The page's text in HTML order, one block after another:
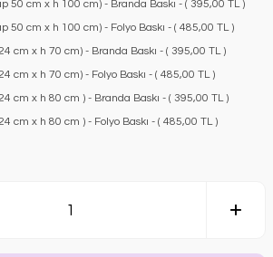
50 cm x h 100 cm) - Branda Baskı - ( 395,00 TL )
50 cm x h 100 cm) - Folyo Baskı - ( 485,00 TL )
cm x h 70 cm) - Branda Baskı - ( 395,00 TL )
cm x h 70 cm) - Folyo Baskı - ( 485,00 TL )
cm x h 80 cm ) - Branda Baskı - ( 395,00 TL )
cm x h 80 cm ) - Folyo Baskı - ( 485,00 TL )